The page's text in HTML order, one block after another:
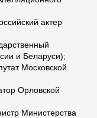
актер
и Беларуси);
Московской
Орловской
Министерства